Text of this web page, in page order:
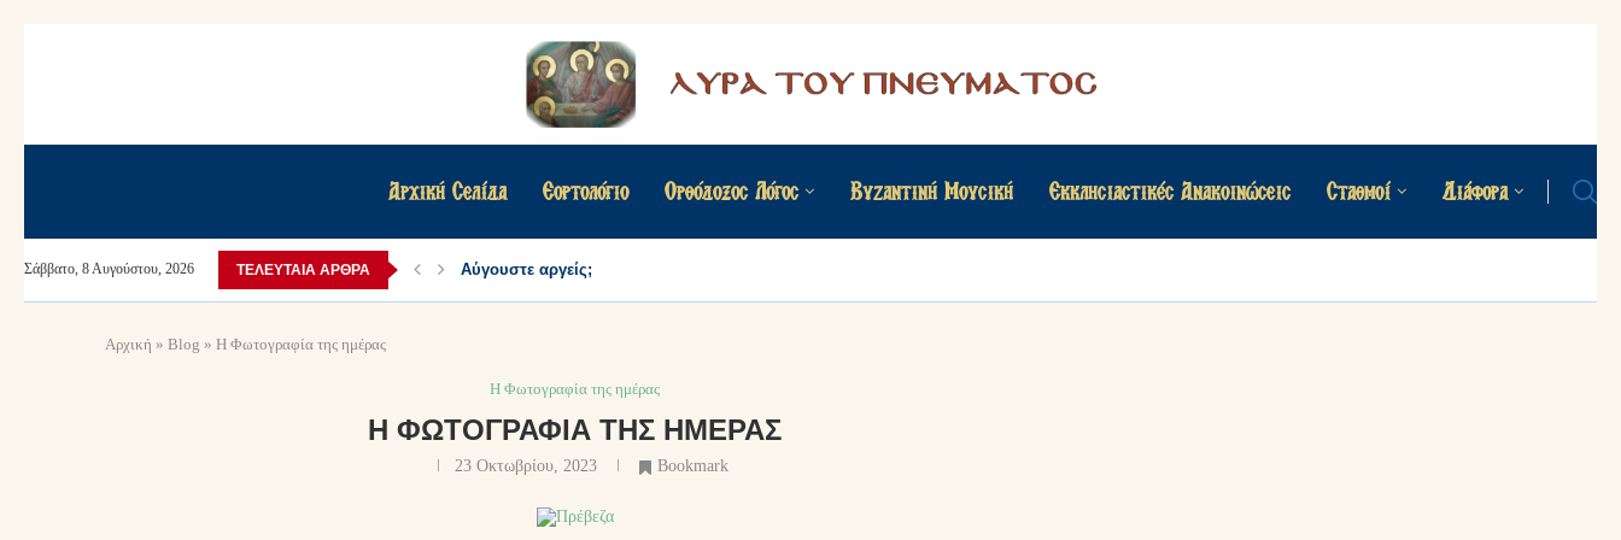
Αρχική Σελίδα Εορτολόγιο Ορθόδοξος Λόγος Βυζαντινή Μουσική Εκκλησιαστικές Ανακοινώσεις Σταθμοί Διάφορα
Σάββατο, 8 Αυγούστου, 2026 ΤΕΛΕΥΤΑΊΑ ΆΡΘΡΑ Αύγουστε αργείς;
Αρχική » Blog » Η Φωτογραφία της ημέρας
Η Φωτογραφία της ημέρας
Η ΦΩΤΟΓΡΑΦΊΑ ΤΗΣ ΗΜΈΡΑΣ
23 Οκτωβρίου, 2023 Bookmark